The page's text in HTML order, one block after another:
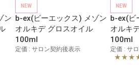
ン
NEW
b-ex(ビーエックス) メゾン
オルキデ グロスオイル
100ml
定価 : サロン契約後表示
NEW
b-ex(ビ
オルキ
100ml
定価 : サ